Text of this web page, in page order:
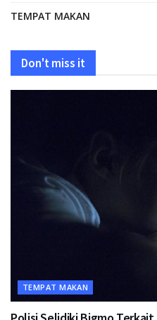
TEMPAT MAKAN
Don't miss it
TEMPAT MAKAN